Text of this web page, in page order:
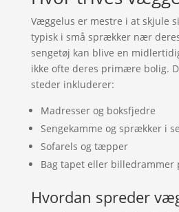
Væggelus er mestre i at skjule
typisk i små sprækker nær
sengetøj kan blive en
ikke ofte deres primære bolig.
steder inkluderer:
Madresser og boksfjedre
Sengekamme og sprækker i
Sofarels og tæpper
Bag tapet eller billedrammer
Hvordan spreder